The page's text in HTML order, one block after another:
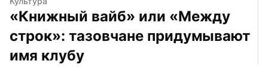
«Книжный вайб» или «Между
строк»: тазовчане придумывают
имя клубу